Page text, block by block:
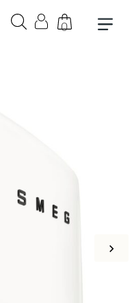
0